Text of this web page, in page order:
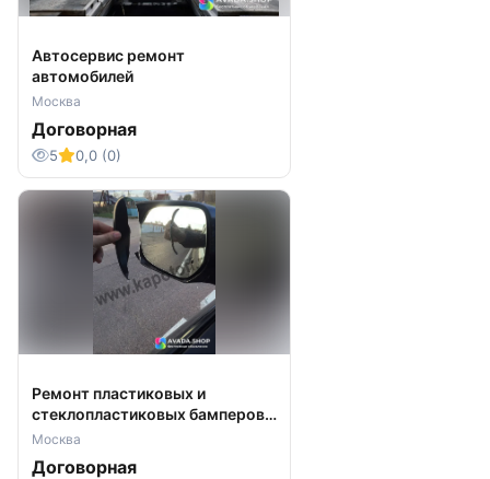
Автосервис ремонт
автомобилей
Москва
Договорная
5 0,0 (0)
Ремонт пластиковых и
стеклопластиковых бамперов
автомобилей, грузовиков
Москва
Договорная